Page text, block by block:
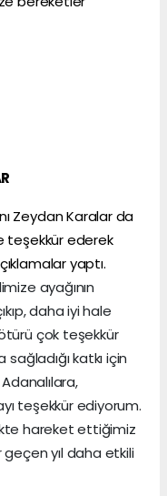
Zeydan Karalar da
teşekkür ederek
yaptı.
ayağının
daha iyi hale
çok teşekkür
katkı için
teşekkür ediyorum.
hareket ettiğimiz
yıl daha etkili